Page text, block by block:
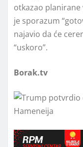
otkazao planirane
je sporazum
najavio da će
“uskoro”.
Borak.tv